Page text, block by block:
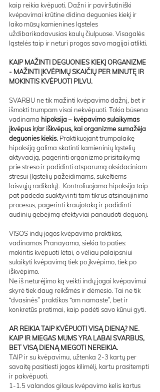
kaip reikia kvėpuoti. Dažni ir paviršutiniški
kvėpavimai krūtine didina deguonies kiekį ir
laiko mūsų kamienines ląsteles
uždibarikadavusias kaulų čiulpuose. Visagalės
ląstelės taip ir neturi progos savo magijai atlikti.
KAIP MAŽINTI DEGUONIES KIEKĮ ORGANIZME
- MAŽINTI ĮKVĖPIMŲ SKAIČIŲ PER MINUTĘ IR
MOKINTIS KVĖPUOTI PILVU.
SVARBU ne tik mažinti kvėpavimo dažnį, bet ir
išmokti trumpam visai nekvėpuoti. Tokia būsena
vadinama hipoksija – kvėpavimo sulaikymas
įkvėpus ir/ar iškvėpus, kai organizme sumažėja
deguonies kiekis. Praktikuojant trumpalaikę
hipoksiją galima skatinti kamieninių ląstelių
aktyvaciją, pagerinti organizmo prisitaikymą
prie streso ir padidinti atsparumą oksidaciniam
stresui (ląstelių pažeidimams, sukeltiems
laisvųjų radikalų).  Kontroliuojama hipoksija taip
pat padeda suaktyvinti tam tikrus atsinaujinimo
procesus, pagerinti kraujotaką ir padidinti
audinių gebėjimą efektyviai panaudoti deguonį.
VISOS indų jogos kvėpavimo praktikos,
vadinamos Pranayama, siekia to paties:
mokintis kvėpuoti lėtai, o vėliau palaipsniui
sulaikyti kvėpavimą tiek po įkvėpimo, tiek po
iškvėpimo.
Ne iš neturėjimo ką veikti indų jogai kvėpavimui
skyrė tiek daug reikšmės ir dėmesio. Tai ne tik
“dvasinės” praktikos “om namaste”, bet ir
konkretūs pratimai, kaip padėti savo kūnui gyti.
AR REIKIA TAIP KVĖPUOTI VISĄ DIENĄ? NE.
KAIP IR MIEGAS MUMS YRA LABAI SVARBUS,
BET VISĄ DIENĄ MIEGOTI NEREIKIA.
TAIP ir su kvėpavimu, užtenka 2-3 kartų per
savaitę pasitiesti jogos kilimėlį, kartu prasitempti
ir pakvėpuoti.
1-1.5 valandos gilaus kvėpavimo kelis kartus